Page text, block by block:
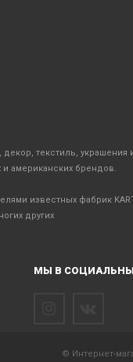
текстиль, украшения
американских брендов.
известных фабрик
других
МЫ В
© Интернет-